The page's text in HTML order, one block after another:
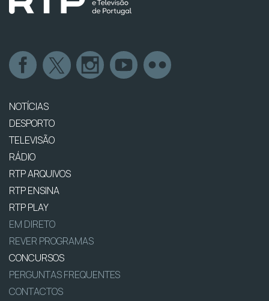
NOTÍCIAS
DESPORTO
TELEVISÃO
RÁDIO
RTP ARQUIVOS
RTP ENSINA
RTP PLAY
EM DIRETO
REVER PROGRAMAS
CONCURSOS
PERGUNTAS FREQUENTES
CONTACTOS